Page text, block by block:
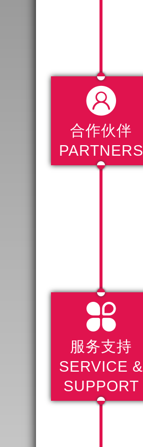

合作伙伴
PARTNERS

服务支持
SERVICE &
SUPPORT